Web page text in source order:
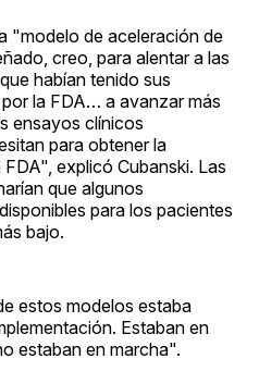
"modelo de aceleración de
creo, para alentar a las
habían tenido sus
la FDA… a avanzar más
ensayos clínicos
para obtener la
explicó Cubanski. Las
que algunos
para los pacientes
bajo.
estos modelos estaba
Estaban en
estaban en marcha".